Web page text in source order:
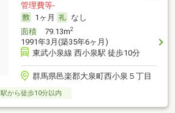
管理費等-
1ヶ月
なし
面積79.13m2
1991年3月(築35年6ヶ月)
東武小泉線 西小泉駅 徒歩10分
群馬県邑楽郡大泉町西小泉５丁目
駅から徒歩10分以内